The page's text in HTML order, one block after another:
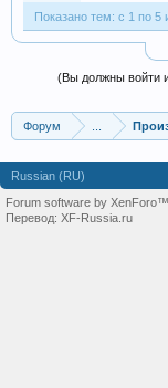
Показано тем: с 1 по 5
(Вы должны войти
Форум
Russian (RU)
Forum software by XenForo™
Перевод: XF-Russia.ru